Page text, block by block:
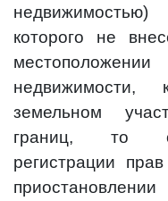
которого не
недвижимости,
земельном
границ, то
регистрации